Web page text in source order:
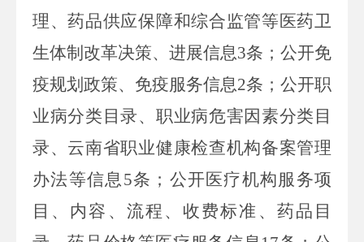
理、药品供应保障和综合监管等医药卫
生体制改革决策、进展信息3条；公开免
疫规划政策、免疫服务信息2条；公开职
业病分类目录、职业病危害因素分类目
录、云南省职业健康检查机构备案管理
办法等信息5条； 公开医疗机构服务项
目、内容、流程、收费标准、药品目